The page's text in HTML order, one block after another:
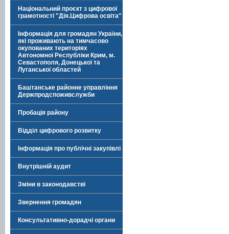
Національний проєкт з цифрової
грамотності "Дія.Цифрова освіта"
Інформація для громадян України,
які проживають на тимчасово
окупованих територіях
Автономної Республіки Крим, м.
Севастополя, Донецької та
Луганської областей
Баштанське районне управління
Держпродспоживслужби
Пробація району
Відділ цифрового розвитку
Інформація про публічні закупівлі
Внутрішній аудит
Зміни в законодавстві
Звернення громадян
Консультативно-дорадчі органи